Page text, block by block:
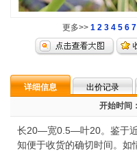
更多>> 1 2 3 4 5 6 7
详细信息 出价记录
开始时间：
长20—宽0.5—叶20。鉴于近
知便于收货的确切时间。如